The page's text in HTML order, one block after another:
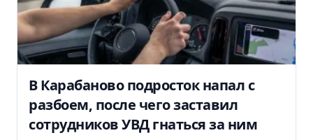
В Карабаново подросток напал с
разбоем, после чего заставил
сотрудников УВД гнаться за ним